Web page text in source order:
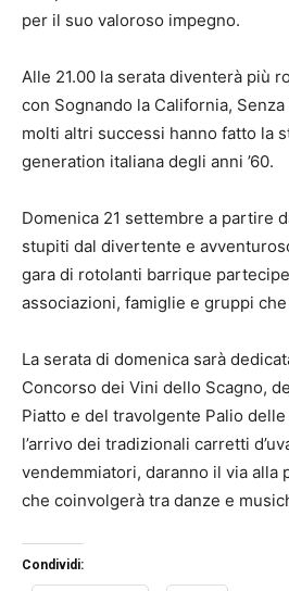
per il suo valoroso impegno.
Alle 21.00 la serata diventerà più
con Sognando la California, Senza
molti altri successi hanno fatto la
generation italiana degli anni ’60.
Domenica 21 settembre a partire
stupiti dal divertente e
gara di rotolanti barrique
associazioni, famiglie e gruppi
La serata di domenica sarà
Concorso dei Vini dello Scagno,
Piatto e del travolgente Palio
l’arrivo dei tradizionali carretti
vendemmiatori, daranno il via alla
che coinvolgerà tra danze e
Condividi: